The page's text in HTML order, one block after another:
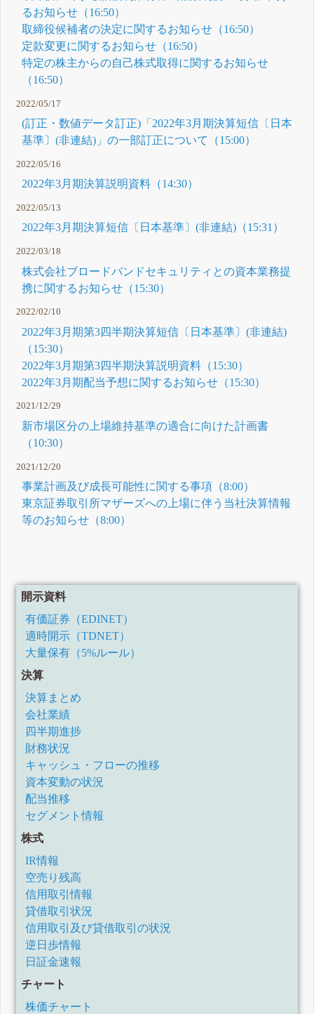
るお知らせ（16:50）
取締役候補者の決定に関するお知らせ（16:50）
定款変更に関するお知らせ（16:50）
特定の株主からの自己株式取得に関するお知らせ
（16:50）
2022/05/17
(訂正・数値データ訂正)「2022年3月期決算短信〔日本
基準〕(非連結)」の一部訂正について（15:00）
2022/05/16
2022年3月期決算説明資料（14:30）
2022/05/13
2022年3月期決算短信〔日本基準〕(非連結)（15:31）
2022/03/18
株式会社ブロードバンドセキュリティとの資本業務提
携に関するお知らせ（15:30）
2022/02/10
2022年3月期第3四半期決算短信〔日本基準〕(非連結)
（15:30）
2022年3月期第3四半期決算説明資料（15:30）
2022年3月期配当予想に関するお知らせ（15:30）
2021/12/29
新市場区分の上場維持基準の適合に向けた計画書
（10:30）
2021/12/20
事業計画及び成長可能性に関する事項（8:00）
東京証券取引所マザーズへの上場に伴う当社決算情報
等のお知らせ（8:00）
開示資料
有価証券（EDINET）
適時開示（TDNET）
大量保有（5%ルール）
決算
決算まとめ
会社業績
四半期進捗
財務状況
キャッシュ・フローの推移
資本変動の状況
配当推移
セグメント情報
株式
IR情報
空売り残高
信用取引情報
貸借取引状況
信用取引及び貸借取引の状況
逆日歩情報
日証金速報
チャート
株価チャート